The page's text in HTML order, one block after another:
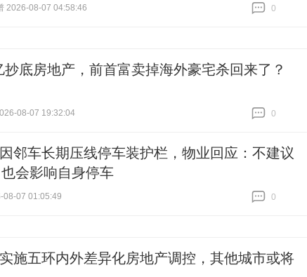
2026-08-07 04:58:46
0
抄底房地产，前首富卖掉海外豪宅杀回来了？
08-07 19:32:04
0
邻车长期压线停车装护栏，物业回应：不建议
会影响自身停车
08-07 01:05:49
0
施五环内外差异化房地产调控，其他城市或将